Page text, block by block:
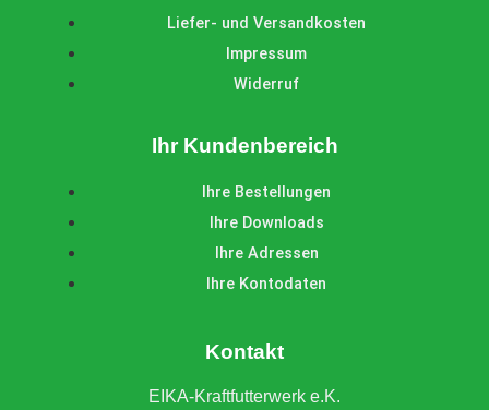
Liefer- und Versandkosten
Impressum
Widerruf
Ihr Kundenbereich
Ihre Bestellungen
Ihre Downloads
Ihre Adressen
Ihre Kontodaten
Kontakt
EIKA-Kraftfutterwerk e.K.